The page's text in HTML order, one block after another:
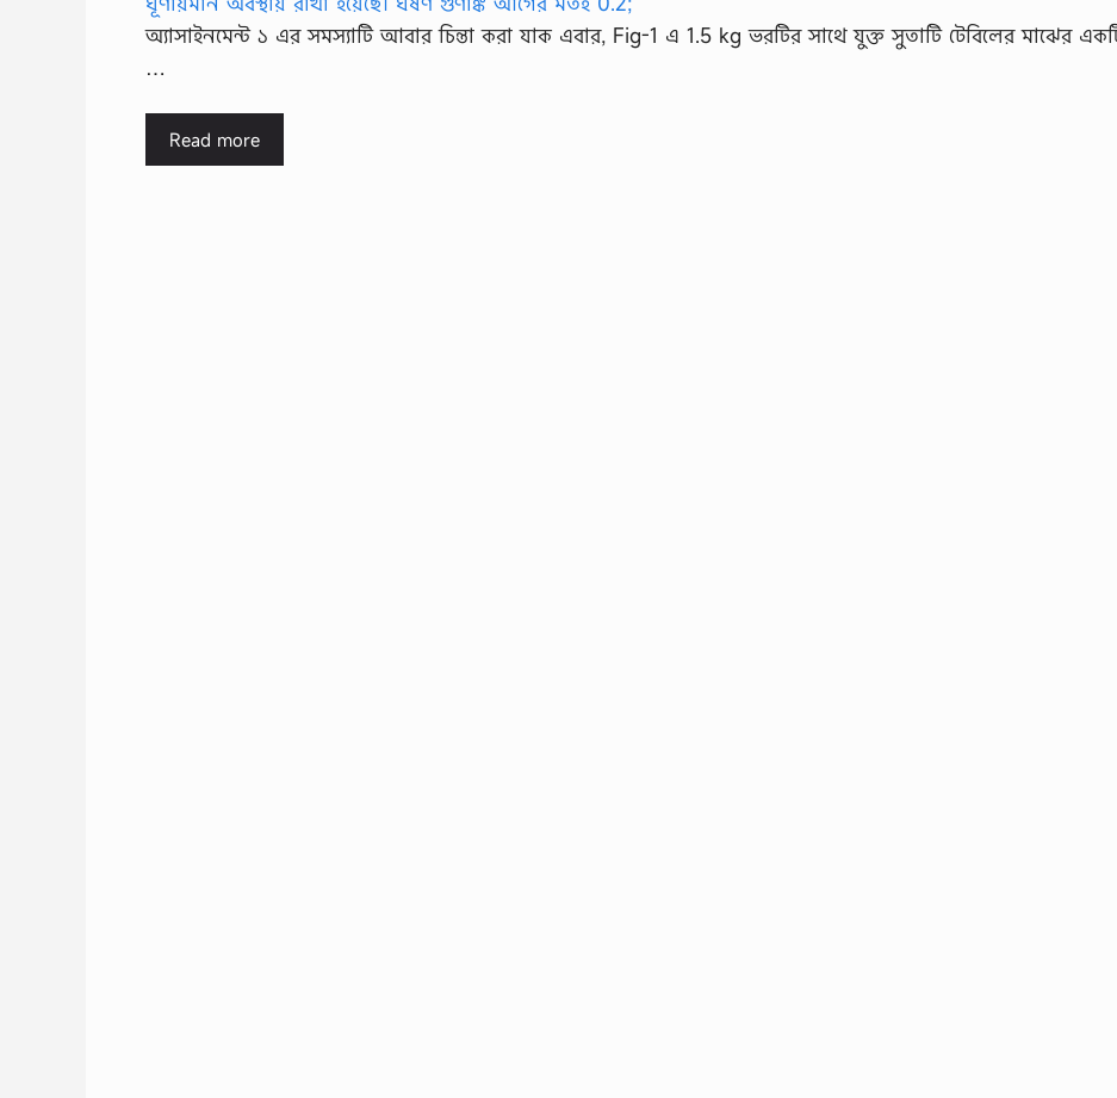
অ্যাসাইনমেন্ট ১ এর সমস্যাটি আবার চিন্তা করা যাক এবার, Fig-1 এ 1.5 kg ভরটির সাথে যুক্ত সুতাটি টেবিলের মাঝের
…
Read more